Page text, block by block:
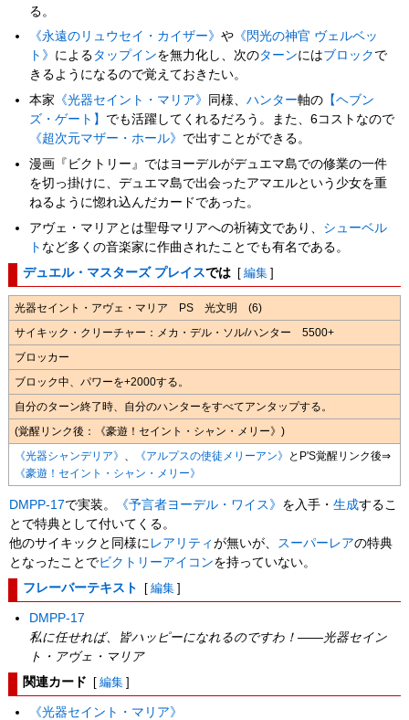
る。
《永遠のリュウセイ・カイザー》や 《閃光の神官 ヴェルベッ
ト》 による タップインを無力化し、次のターンにはブロック で
きるようになるので覚えておきたい。
本家 《光器セイント・マリア》 同様、ハンター軸の 【ヘブン
ズ・ゲート】 でも活躍してくれるだろう。また、6コストなので
《超次元マザー・ホール》 で出すことができる。
漫画『ビクトリー』ではヨーデルがデュエマ島での修業の一件
を切っ掛けに、デュエマ島で出会ったアマエルという少女を重
ねるように惚れ込んだカードであった。
アヴェ・マリアとは聖母マリアへの祈祷文であり、 シューベル
ト など多くの音楽家に作曲されたことでも有名である。
デュエル・マスターズ プレイスでは [ 編集 ]
光器セイント・アヴェ・マリア PS 光文明 (6)
サイキック・クリーチャー：メカ・デル・ソル/ハンター 5500+
ブロッカー
ブロック中、パワーを+2000する。
自分のターン終了時、自分のハンターをすべてアンタップする。
(覚醒リンク後：《豪遊！セイント・シャン・メリー》)
《光器シャンデリア》 、 《アルプスの使徒メリーアン》 とP'S覚醒リンク後⇒
《豪遊！セイント・シャン・メリー》
DMPP-17で実装。 《予言者ヨーデル・ワイス》 を入手・生成するこ
とで特典として付いてくる。
他のサイキックと同様に レアリティが無いが、 スーパーレアの特典
となったことでビクトリーアイコンを持っていない。
フレーバーテキスト [ 編集 ]
DMPP-17
私に任せれば、皆ハッピーになれるのですわ！――光器セイン
ト・アヴェ・マリア
関連カード [ 編集 ]
《光器セイント・マリア》